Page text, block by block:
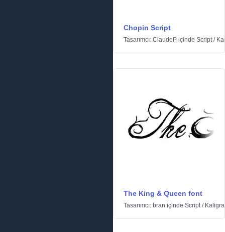
Chopin Script
Tasarımcı: ClaudeP içinde Script/
The King & Queen font
Tasarımcı: bran içinde Script/